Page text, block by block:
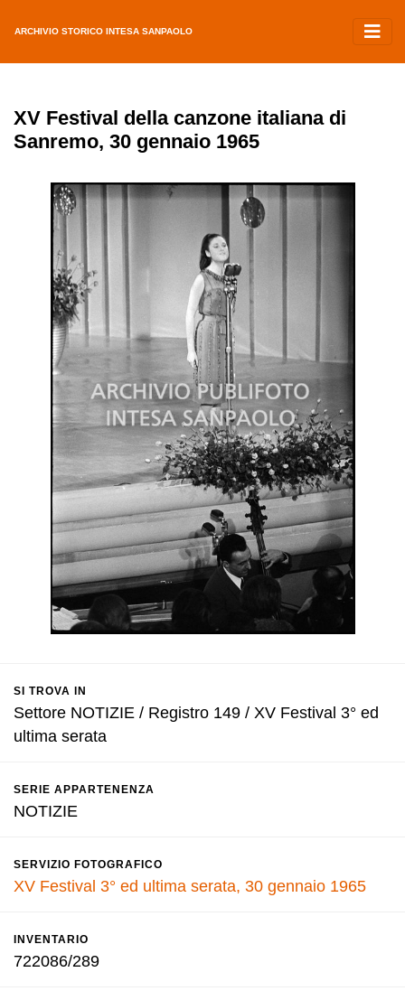
ARCHIVIO STORICO INTESA SANPAOLO
XV Festival della canzone italiana di
Sanremo, 30 gennaio 1965
SI TROVA IN
Settore NOTIZIE / Registro 149 / XV Festival 3° ed
ultima serata
SERIE APPARTENENZA
NOTIZIE
SERVIZIO FOTOGRAFICO
XV Festival 3° ed ultima serata, 30 gennaio 1965
INVENTARIO
722086/289